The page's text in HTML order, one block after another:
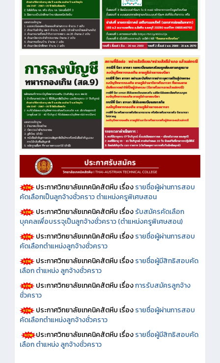
ประกาศวิทยาลัยเทคนิคสัตหีบ เรื่องรายชื่อผู้ผ่านการสอบ
คัดเลือกเป็นลูกจ้างชั่วคราว ตำแหน่งครูพิเศษสอน
ประกาศวิทยาลัยเทคนิคสัตหีบ เรื่องรับสมัครคัดเลือก
บุคคลเพื่อบรรจุเป็นลูกจ้างชั่วคราว (ตำแหน่งครูพิเศษสอน)
ประกาศวิทยาลัยเทคนิคสัตหีบ เรื่องรายชื่อผู้ผ่านการสอบ
คัดเลือกตำแหน่งลูกจ้างชั่วคราว
ประกาศวิทยาลัยเทคนิคสัตหีบ เรื่องรายชื่อผู้มีสิทธิสอบคัด
เลือก ตำแหน่ง ลูกจ้างชั่วคราว
ประกาศวิทยาลัยเทคนิคสัตหีบ เรื่องการรับสมัครลูกจ้าง
ชั่วคราว
ประกาศวิทยาลัยเทคนิคสัตหีบ เรื่องรายชื่อผู้ผ่านการสอบ
คัดเลือกตำแหน่งลูกจ้างชั่วคราว
ประกาศวิทยาลัยเทคนิคสัตหีบ เรื่องรายชื่อผู้มีสิทธิสอบคัด
เลือก ตำแหน่ง ลูกจ้างชั่วคราว